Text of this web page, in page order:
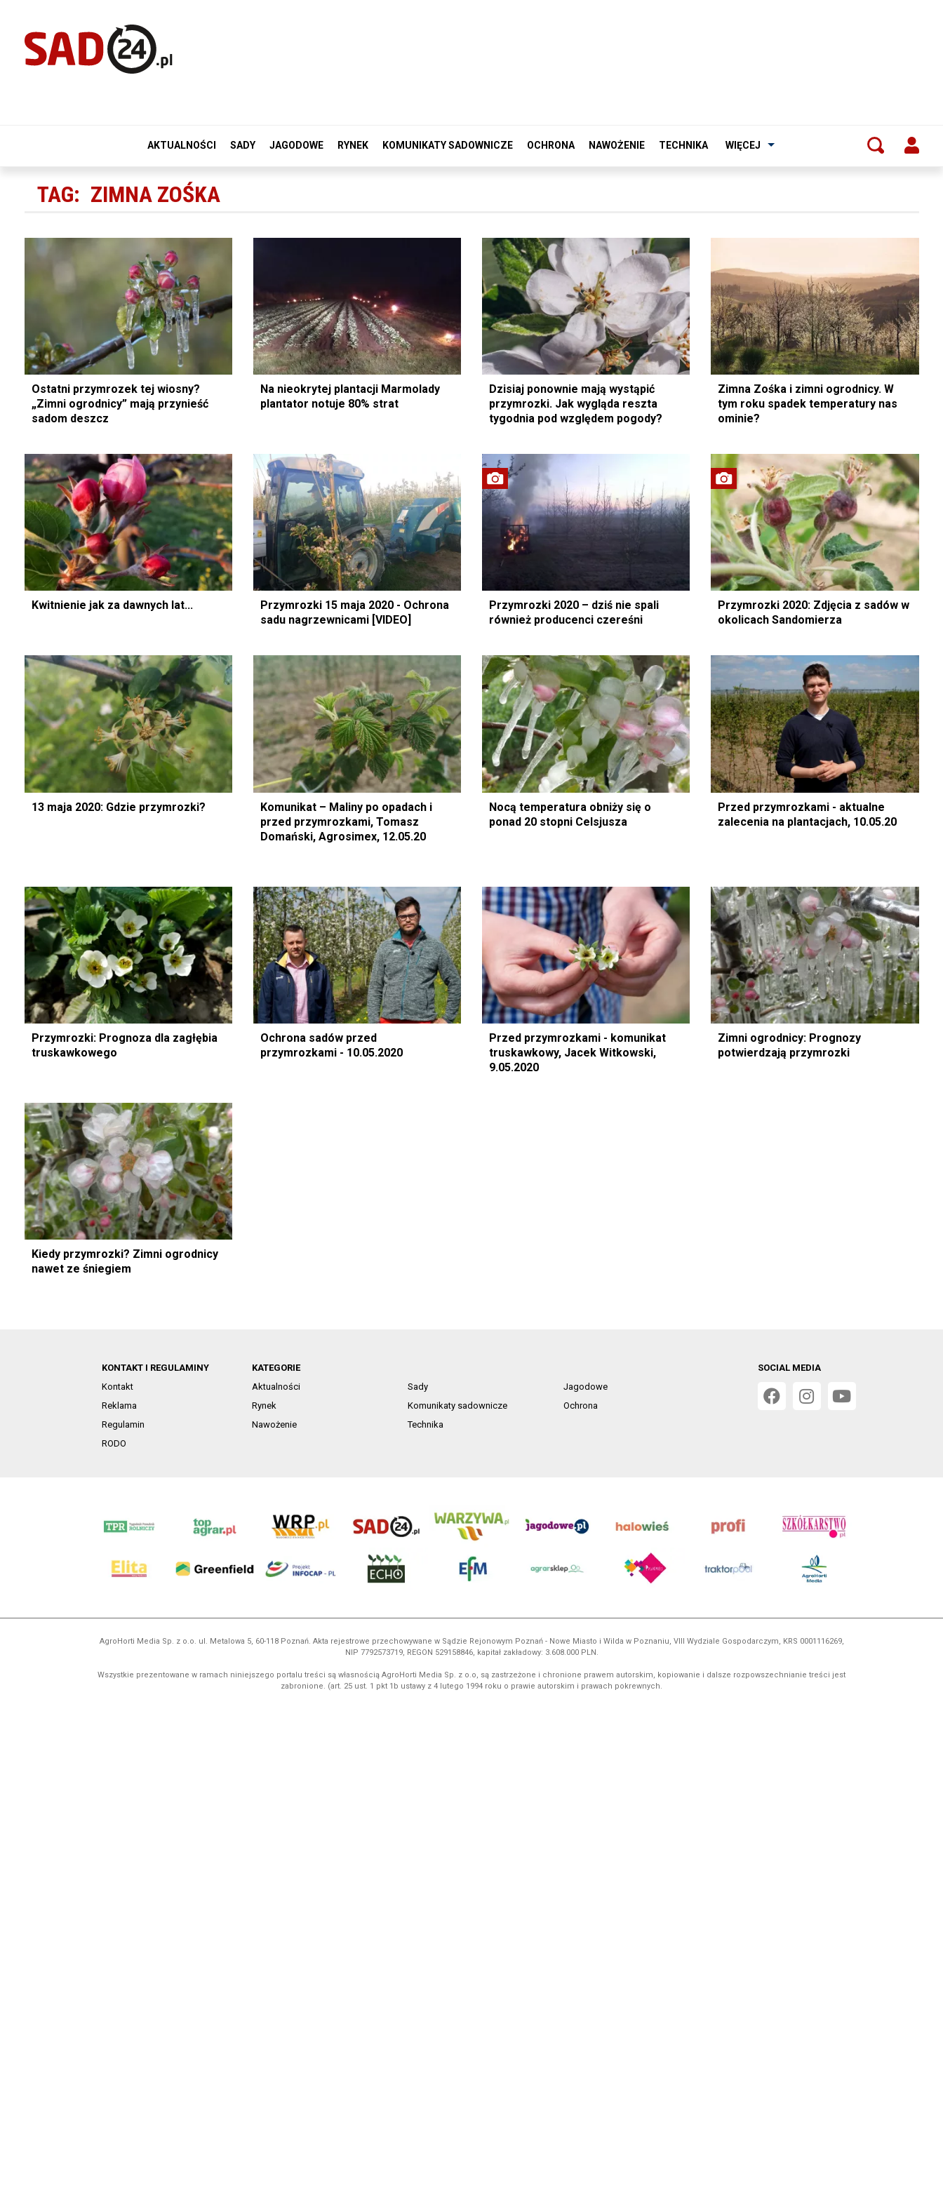
AKTUALNOŚCI SADY JAGODOWE RYNEK KOMUNIKATY SADOWNICZE OCHRONA NAWOŻENIE TECHNIKA WIĘCEJ
TAG: ZIMNA ZOŚKA
Ostatni przymrozek tej wiosny?
„Zimni ogrodnicy” mają przynieść
sadom deszcz
Na nieokrytej plantacji Marmolady
plantator notuje 80% strat
Dzisiaj ponownie mają wystąpić
przymrozki. Jak wygląda reszta
tygodnia pod względem pogody?
Zimna Zośka i zimni ogrodnicy. W
tym roku spadek temperatury nas
ominie?
Kwitnienie jak za dawnych lat...
Przymrozki 15 maja 2020 - Ochrona
sadu nagrzewnicami [VIDEO]
Przymrozki 2020 – dziś nie spali
również producenci czereśni
Przymrozki 2020: Zdjęcia z sadów w
okolicach Sandomierza
13 maja 2020: Gdzie przymrozki?
Komunikat – Maliny po opadach i
przed przymrozkami, Tomasz
Domański, Agrosimex, 12.05.20
Nocą temperatura obniży się o
ponad 20 stopni Celsjusza
Przed przymrozkami - aktualne
zalecenia na plantacjach, 10.05.20
Przymrozki: Prognoza dla zagłębia
truskawkowego
Ochrona sadów przed
przymrozkami - 10.05.2020
Przed przymrozkami - komunikat
truskawkowy, Jacek Witkowski,
9.05.2020
Zimni ogrodnicy: Prognozy
potwierdzają przymrozki
Kiedy przymrozki? Zimni ogrodnicy
nawet ze śniegiem
KONTAKT I REGULAMINY
Kontakt
Reklama
Regulamin
RODO
KATEGORIE
Aktualności
Sady
Jagodowe
Rynek
Komunikaty sadownicze
Ochrona
Nawożenie
Technika
SOCIAL MEDIA
AgroHorti Media Sp. z o.o. ul. Metalowa 5, 60-118 Poznań. Akta rejestrowe przechowywane w Sądzie Rejonowym Poznań - Nowe Miasto i Wilda w Poznaniu, VIII Wydziale Gospodarczym, KRS 0001116269,
NIP 7792573719, REGON 529158846, kapitał zakładowy: 3.608.000 PLN.
Wszystkie prezentowane w ramach niniejszego portalu treści są własnością AgroHorti Media Sp. z o.o, są zastrzeżone i chronione prawem autorskim, kopiowanie i dalsze rozpowszechnianie treści jest
zabronione. (art. 25 ust. 1 pkt 1b ustawy z 4 lutego 1994 roku o prawie autorskim i prawach pokrewnych.